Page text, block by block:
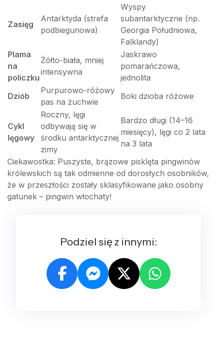
Zasięg
Antarktyda (strefa
podbiegunowa)
Wyspy
subantarktyczne (np.
Georgia Południowa,
Falklandy)
Plama
na
policzku
Żółto-biała, mniej
intensywna
Jaskrawo
pomarańczowa,
jednolita
Dziób
Purpurowo-różowy
pas na żuchwie
Boki dzioba różowe
Cykl
lęgowy
Roczny, lęgi
odbywają się w
środku antarktycznej
zimy
Bardzo długi (14–16
miesięcy), lęgi co 2 lata
na 3 lata
Ciekawostka: Puszyste, brązowe pisklęta pingwinów
królewskich są tak odmienne od dorosłych osobników,
że w przeszłości zostały sklasyfikowane jako osobny
gatunek – pingwin włochaty!
Podziel się z innymi: